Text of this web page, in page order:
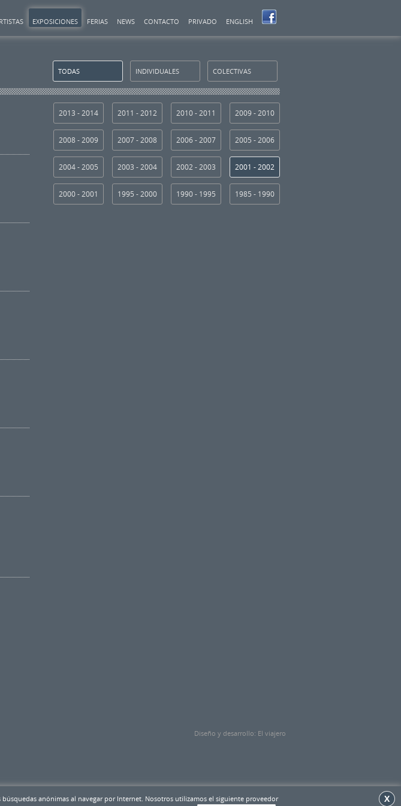
EXPOSICIONES FERIAS NEWS CONTACTO PRIVADO ENGLISH
COLECTIVAS
INDIVIDUALES
TODAS
2013 - 2014 2011 - 2012 2010 - 2011 2009 - 2010
2008 - 2009 2007 - 2008 2006 - 2007 2005 - 2006
2004 - 2005 2003 - 2004 2002 - 2003 2001 - 2002
2000 - 2001 1995 - 2000 1990 - 1995 1985 - 1990
Diseño y desarrollo: El viajero
X
búsquedas anónimas al navegar por Internet. Nosotros utilizamos el siguiente proveedor